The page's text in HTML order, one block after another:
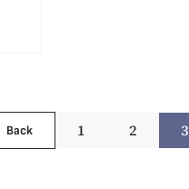
Back 1 2 3